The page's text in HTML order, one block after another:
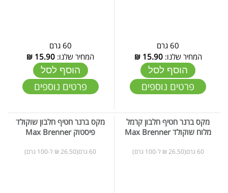
60 גרם
המחיר שלנו:15.90
₪
הוסף לסל
פרטים נוספים
60 גרם
המחיר שלנו: 15.90
₪
הוסף לסל
פרטים נוספים
מקס ברנר חטיף חלבון קרמל
מלוח שוקולד Max Brenner
60 גרם(26.50 ₪ ל-100 גרם)
מקס ברנר חטיף חלבון שוקולד
פיסטוק Max Brenner
60 גרם(26.50 ₪ ל-100 גרם)